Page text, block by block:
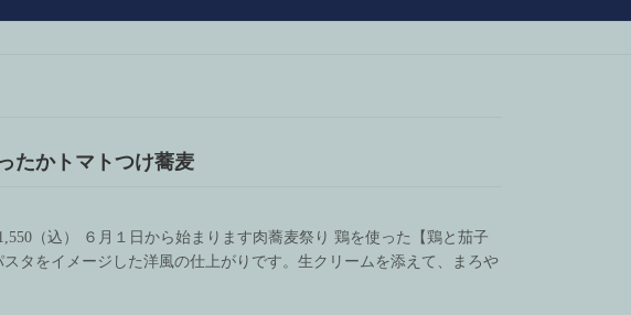
たかトマトつけ蕎麦
（込） ６月１日から始まります肉蕎麦祭り 鶏を使った【鶏と茄子
タをイメージした洋風の仕上がりです。生クリームを添えて、まろや